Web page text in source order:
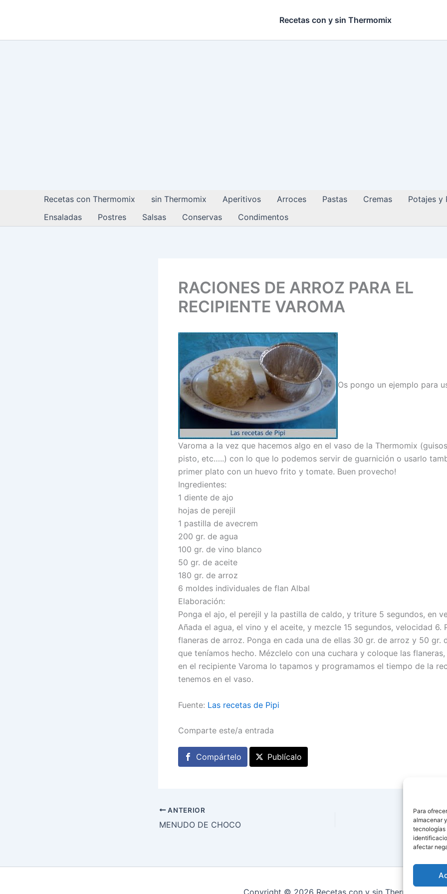
Para
almacenar
tecnologías
afectar
Recetas con y sin Thermomix
Recetas con Thermomix sin Thermomix Aperitivos Arroces Pastas Cremas Potajes y
Ensaladas
Postres Salsas Conservas Condimentos
RACIONES DE ARROZ PARA EL
RECIPIENTE VAROMA
Os pongo un ejemplo para
Varoma a la vez que hacemos algo en el vaso de la Thermomix
pisto, etc…..) con lo que lo podemos servir de guarnición o usarlo
primer plato con un huevo frito y tomate. Buen provecho!
Ingredientes:
1 diente de ajo
hojas de perejil
1 pastilla de avecrem
200 gr. de agua
100 gr. de vino blanco
50 gr. de aceite
180 gr. de arroz
6 moldes individuales de flan Albal
Elaboración:
Ponga el ajo, el perejil y la pastilla de caldo, y triture 5 segundos, en
Añada el agua, el vino y el aceite, y mezcle 15 segundos, velocidad 6.
flaneras de arroz. Ponga en cada una de ellas 30 gr. de arroz y 50 gr.
que teníamos hecho. Mézclelo con una cuchara y coloque las flaneras,
en el recipiente Varoma lo tapamos y programamos el tiempo de la
tenemos en el vaso.
Fuente: Las recetas de Pipi
Comparte este/a entrada
Compártelo Publícalo
ANTERIOR
MENUDO DE CHOCO
Copyright © 2026 Recetas con y sin Thermomix